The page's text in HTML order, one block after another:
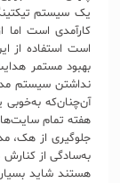
یک سیستم
کارآمدی است
است استفاده از
بهبود مستمر
نداشتن سیستم
آن‌چنان‌که به‌خوبی
هفته تمام
جلوگیری از هک،
هستند شاید